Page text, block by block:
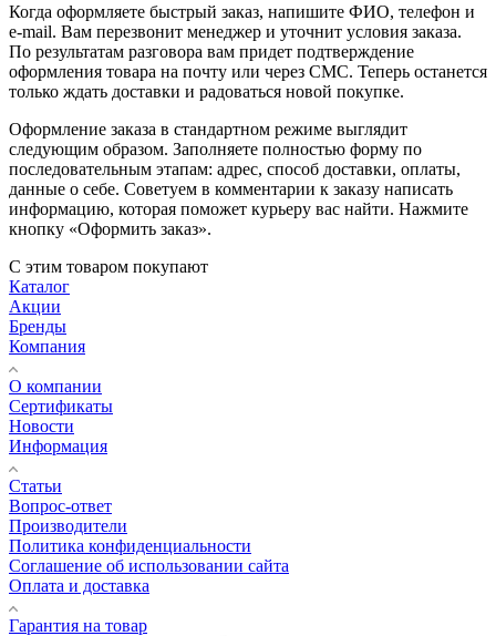
Когда оформляете быстрый заказ, напишите ФИО, телефон и
e-mail. Вам перезвонит менеджер и уточнит условия заказа.
По результатам разговора вам придет подтверждение
оформления товара на почту или через СМС. Теперь останется
только ждать доставки и радоваться новой покупке.
Оформление заказа в стандартном режиме выглядит
следующим образом. Заполняете полностью форму по
последовательным этапам: адрес, способ доставки, оплаты,
данные о себе. Советуем в комментарии к заказу написать
информацию, которая поможет курьеру вас найти. Нажмите
кнопку «Оформить заказ».
С этим товаром покупают
Каталог
Акции
Бренды
Компания
О компании
Сертификаты
Новости
Информация
Статьи
Вопрос-ответ
Производители
Политика конфиденциальности
Соглашение об использовании сайта
Оплата и доставка
Гарантия на товар